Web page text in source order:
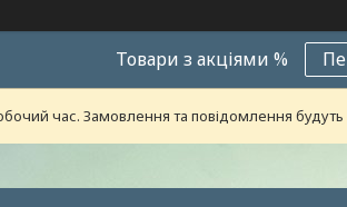
Товари з акціями %
час. Замовлення та повідомлення